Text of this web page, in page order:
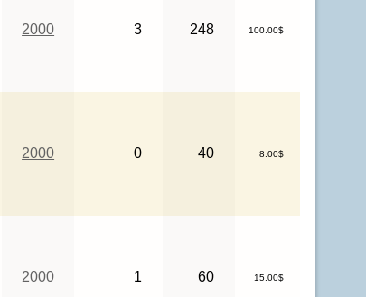
2000 3 248 100.00$
2000 0 40 8.00$
2000 1 60 15.00$